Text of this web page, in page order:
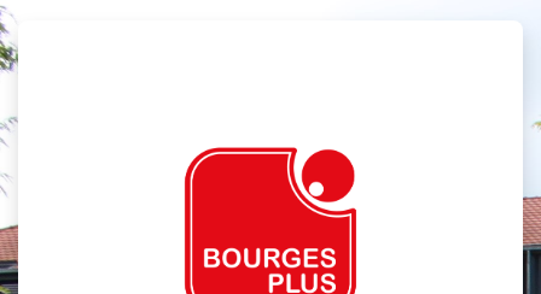
メインコンテンツへスキップする